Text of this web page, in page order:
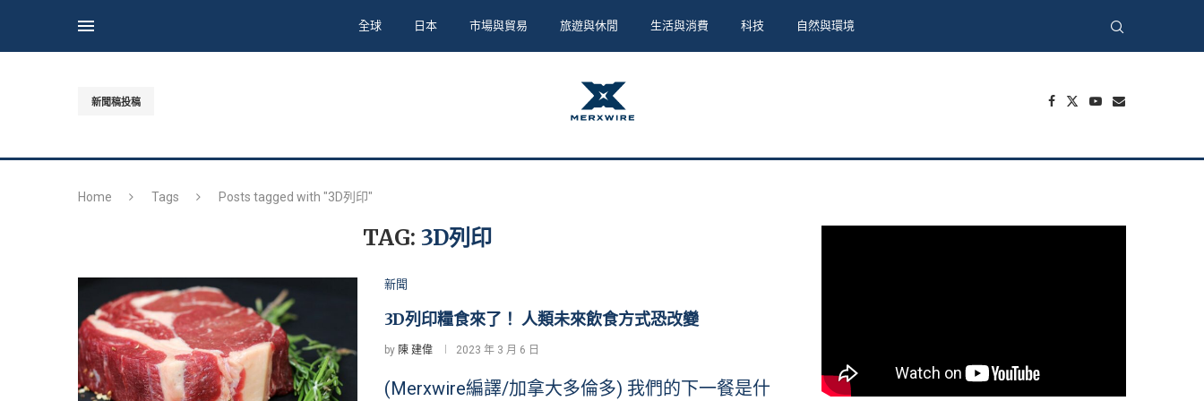
全球 日本 市場與貿易 旅遊與休閒 生活與消費 科技 自然與環境
新聞稿投稿
Home Tags Posts tagged with "3D列印"
TAG: 3D列印
新聞
3D列印糧食來了！ 人類未來飲食方式恐改變
by 陳 建偉 2023 年 3 月 6 日
(Merxwire編譯/加拿大多倫多) 我們的下一餐是什